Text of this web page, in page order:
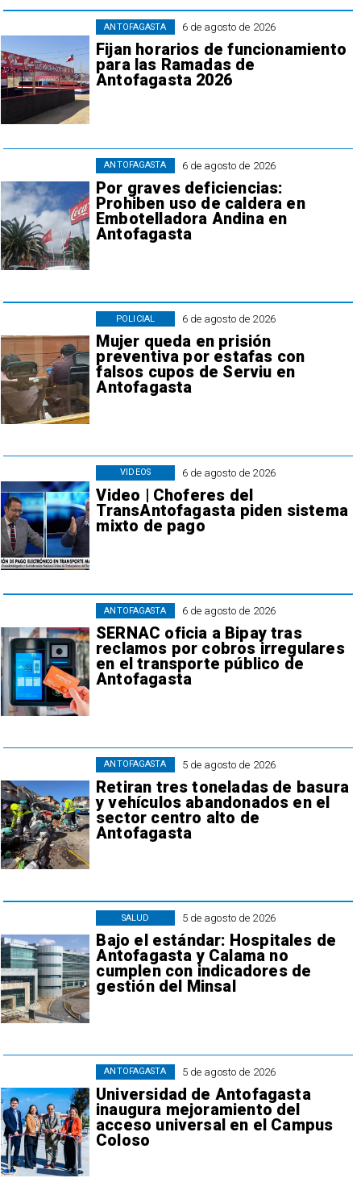
6 de agosto de 2026
Fijan horarios de funcionamiento
para las Ramadas de
Antofagasta 2026
ANTOFAGASTA
6 de agosto de 2026
Por graves deficiencias:
Prohiben uso de caldera en
Embotelladora Andina en
Antofagasta
ANTOFAGASTA
6 de agosto de 2026
Mujer queda en prisión
preventiva por estafas con
falsos cupos de Serviu en
Antofagasta
POLICIAL
6 de agosto de 2026
Video | Choferes del
TransAntofagasta piden sistema
mixto de pago
VIDEOS
6 de agosto de 2026
SERNAC oficia a Bipay tras
reclamos por cobros irregulares
en el transporte público de
Antofagasta
ANTOFAGASTA
5 de agosto de 2026
Retiran tres toneladas de basura
y vehículos abandonados en el
sector centro alto de
Antofagasta
ANTOFAGASTA
5 de agosto de 2026
Bajo el estándar: Hospitales de
Antofagasta y Calama no
cumplen con indicadores de
gestión del Minsal
SALUD
5 de agosto de 2026
Universidad de Antofagasta
inaugura mejoramiento del
acceso universal en el Campus
Coloso
ANTOFAGASTA